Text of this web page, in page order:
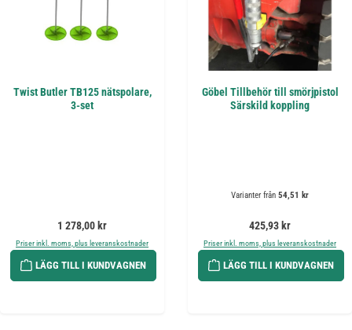
Twist Butler TB125 nätspolare,
3-set
Ordinarie pris:
1 278,00 kr
Priser inkl. moms, plus leveranskostnader
LÄGG TILL I KUNDVAGNEN
Göbel Tillbehör till smörjpistol
Särskild koppling
Varianter från 54,51 kr
Ordinarie pris:
425,93 kr
Priser inkl. moms, plus leveranskostnader
LÄGG TILL I KUNDVAGNEN